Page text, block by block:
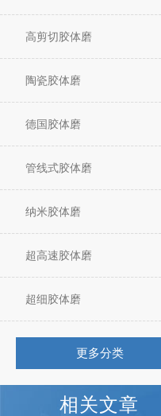
高剪切胶体磨
陶瓷胶体磨
德国胶体磨
管线式胶体磨
纳米胶体磨
超高速胶体磨
超细胶体磨
更多分类
相关文章